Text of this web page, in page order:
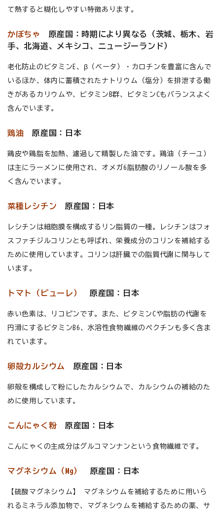
て熱すると糊化しやすい特徴あります。
かぼちゃ
原産国：時期により異なる（茨城、栃木、岩
手、北海道、メキシコ、ニュージーランド）
老化防止のビタミンE、β（ベータ）・カロチンを豊富に含んで
いるほか、体内に蓄積されたナトリウム（塩分）を排泄する働
きがあるカリウムや、ビタミンB群、ビタミンCもバランスよく
含んでいます。
鶏油 原産国：日本
鶏皮や鶏脂を加熱、濾過して精製した油です。鶏油（チーユ）
は主にラーメンに使用され、オメガ6脂肪酸のリノール酸を多
く含んでいます。
菜種レシチン 原産国：日本
レシチンは細胞膜を構成するリン脂質の一種。レシチンはフォ
スファチジルコリンとも呼ばれ、栄養成分のコリンを補給する
ために使用しています。コリンは肝臓での脂質代謝に関与して
います。
トマト（ピューレ） 原産国：日本
赤い色素は、リコピンです。また、ビタミンCや脂肪の代謝を
円滑にするビタミンB6、水溶性食物繊維のペクチンも多く含ま
れています。
卵殻カルシウム 原産国：日本
卵殻を構成して粉にしたカルシウムで、カルシウムの補給のた
めに使用しています。
こんにゃく粉 原産国：日本
こんにゃくの主成分はグルコマンナンという食物繊維です。
マグネシウム（Mg） 原産国：日本
【硫酸マグネシウム】 マグネシウムを補給するために用いら
れるミネラル添加物で、マグネシウムを補給するための薬、サ